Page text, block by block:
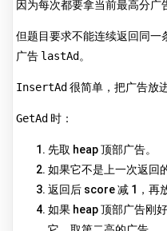
因为每次都要拿当前最高分广
但题目要求不能连续返回同一
广告 lastAd 。
InsertAd 很简单，把广告放
GetAd 时：
先取 heap 顶部广告。
如果它不是上一次返回
返回后 score 减 1，再
如果 heap 顶部广告刚